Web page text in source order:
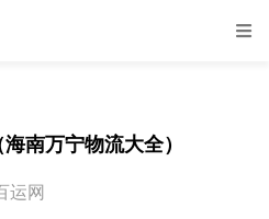
南万宁物流大全）
运网